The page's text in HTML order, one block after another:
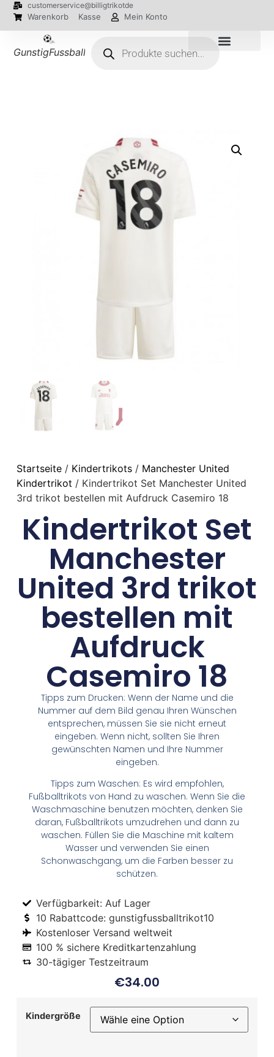
customerservice@billigtrikotde
Warenkorb Kasse Mein Konto
GunstigFussballTrikot
Startseite/ Kindertrikots/ Manchester United
Kindertrikot / Kindertrikot Set Manchester United
3rd trikot bestellen mit Aufdruck Casemiro 18
Kindertrikot Set
Manchester
United 3rd trikot
bestellen mit
Aufdruck
Casemiro 18
Tipps zum Drucken: Wenn der Name und die
Nummer auf dem Bild genau Ihren Wünschen
entsprechen, müssen Sie sie nicht erneut
eingeben. Wenn nicht, sollten Sie Ihren
gewünschten Namen und Ihre Nummer
eingeben.
Tipps zum Waschen: Es wird empfohlen,
Fußballtrikots von Hand zu waschen. Wenn Sie die
Waschmaschine benutzen möchten, denken Sie
daran, Fußballtrikots umzudrehen und dann zu
waschen. Füllen Sie die Maschine mit kaltem
Wasser und verwenden Sie einen
Schonwaschgang, um die Farben besser zu
schützen.
Verfügbarkeit: Auf Lager
10 Rabattcode: gunstigfussballtrikot10
Kostenloser Versand weltweit
100 % sichere Kreditkartenzahlung
30-tägiger Testzeitraum
€34.00
Kindergröße